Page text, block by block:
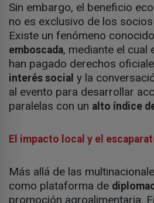
Sin embargo, el beneficio
no es exclusivo de los
Existe un fenómeno
emboscada, mediante el cual
han pagado derechos
interés social y la
al evento para desarrollar
paralelas con un alto índice
El impacto local y el
Más allá de las
como plataforma de
promoción agroalimentaria.